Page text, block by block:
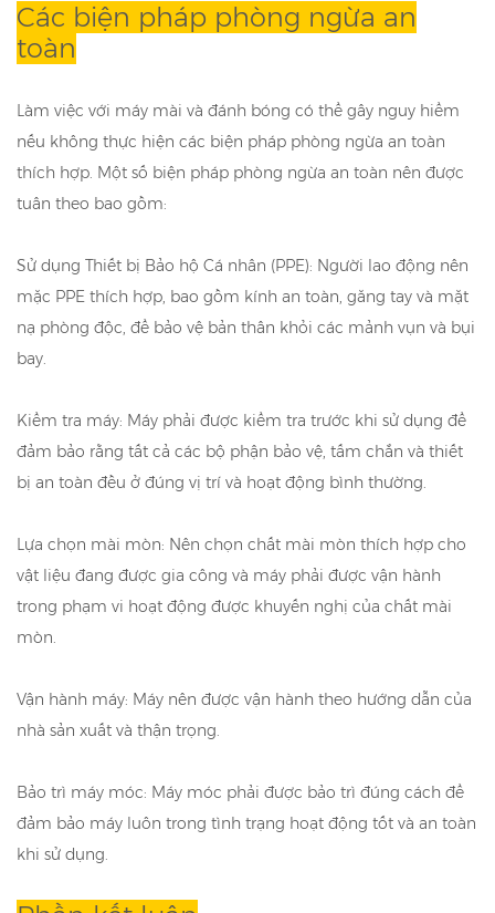
Các biện pháp phòng ngừa an
toàn
Làm việc với máy mài và đánh bóng có thể gây nguy hiểm
nếu không thực hiện các biện pháp phòng ngừa an toàn
thích hợp. Một số biện pháp phòng ngừa an toàn nên được
tuân theo bao gồm:
Sử dụng Thiết bị Bảo hộ Cá nhân (PPE): Người lao động nên
mặc PPE thích hợp, bao gồm kính an toàn, găng tay và mặt
nạ phòng độc, để bảo vệ bản thân khỏi các mảnh vụn và bụi
bay.
Kiểm tra máy: Máy phải được kiểm tra trước khi sử dụng để
đảm bảo rằng tất cả các bộ phận bảo vệ, tấm chắn và thiết
bị an toàn đều ở đúng vị trí và hoạt động bình thường.
Lựa chọn mài mòn: Nên chọn chất mài mòn thích hợp cho
vật liệu đang được gia công và máy phải được vận hành
trong phạm vi hoạt động được khuyến nghị của chất mài
mòn.
Vận hành máy: Máy nên được vận hành theo hướng dẫn của
nhà sản xuất và thận trọng.
Bảo trì máy móc: Máy móc phải được bảo trì đúng cách để
đảm bảo máy luôn trong tình trạng hoạt động tốt và an toàn
khi sử dụng.